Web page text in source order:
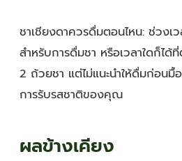
ชาเชียงดาควรดื่มตอนไหน: ช่วงเว
สำหรับการดื่มชา หรือเวลาใดก็ได้
2 ถ้วยชา แต่ไม่แนะนำให้ดื่มก่อนมื้
การรับรสชาติของคุณ
ผลข้างเคียง